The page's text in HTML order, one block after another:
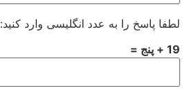
لطفا پاسخ را به عدد انگلیسی وارد کنید:
19 + پنج =